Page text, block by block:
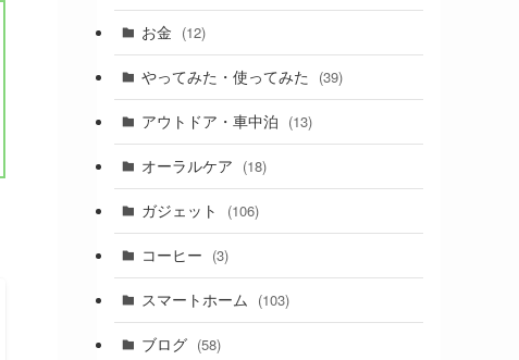
お金 (12)
やってみた・使ってみた (39)
アウトドア・車中泊 (13)
オーラルケア (18)
ガジェット (106)
コーヒー (3)
スマートホーム (103)
ブログ (58)